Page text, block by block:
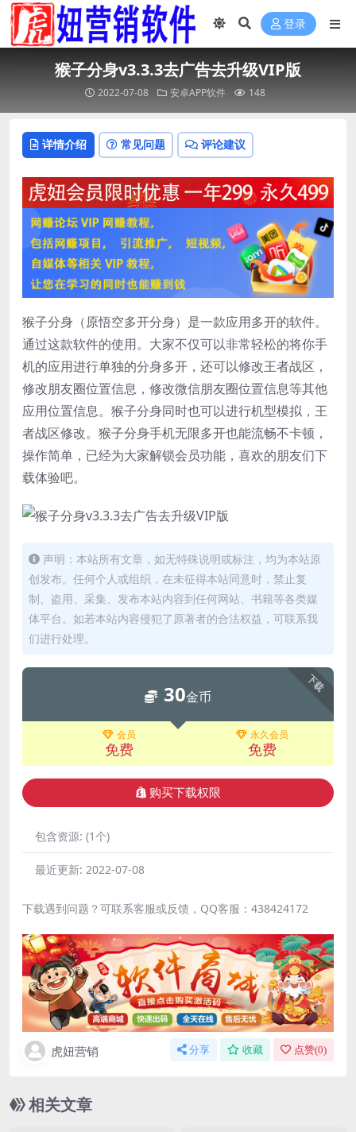
登录
猴子分身v3.3.3去广告去升级VIP版
2022-07-08 安卓APP软件 148
详情介绍 常见问题 评论建议
猴子分身（原悟空多开分身）是一款应用多开的软件。
通过这款软件的使用。大家不仅可以非常轻松的将你手
机的应用进行单独的分身多开，还可以修改王者战区，
修改朋友圈位置信息，修改微信朋友圈位置信息等其他
应用位置信息。猴子分身同时也可以进行机型模拟，王
者战区修改。猴子分身手机无限多开也能流畅不卡顿，
操作简单，已经为大家解锁会员功能，喜欢的朋友们下
载体验吧。
声明：本站所有文章，如无特殊说明或标注，均为本站原
创发布。任何个人或组织，在未征得本站同意时，禁止复
制、盗用、采集、发布本站内容到任何网站、书籍等各类媒
体平台。如若本站内容侵犯了原著者的合法权益，可联系我
们进行处理。
下载
30金币
会员
免费
永久会员
免费
购买下载权限
包含资源: (1个)
最近更新: 2022-07-08
下载遇到问题？可联系客服或反馈，QQ客服：438424172
虎妞营销 分享 收藏 点赞(0)
相关文章